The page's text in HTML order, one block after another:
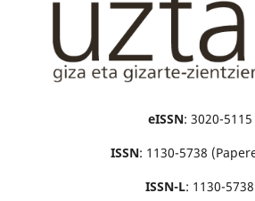
eISSN: 3020-5115
ISSN: 1130-5738
ISSN-L: 1130-5738